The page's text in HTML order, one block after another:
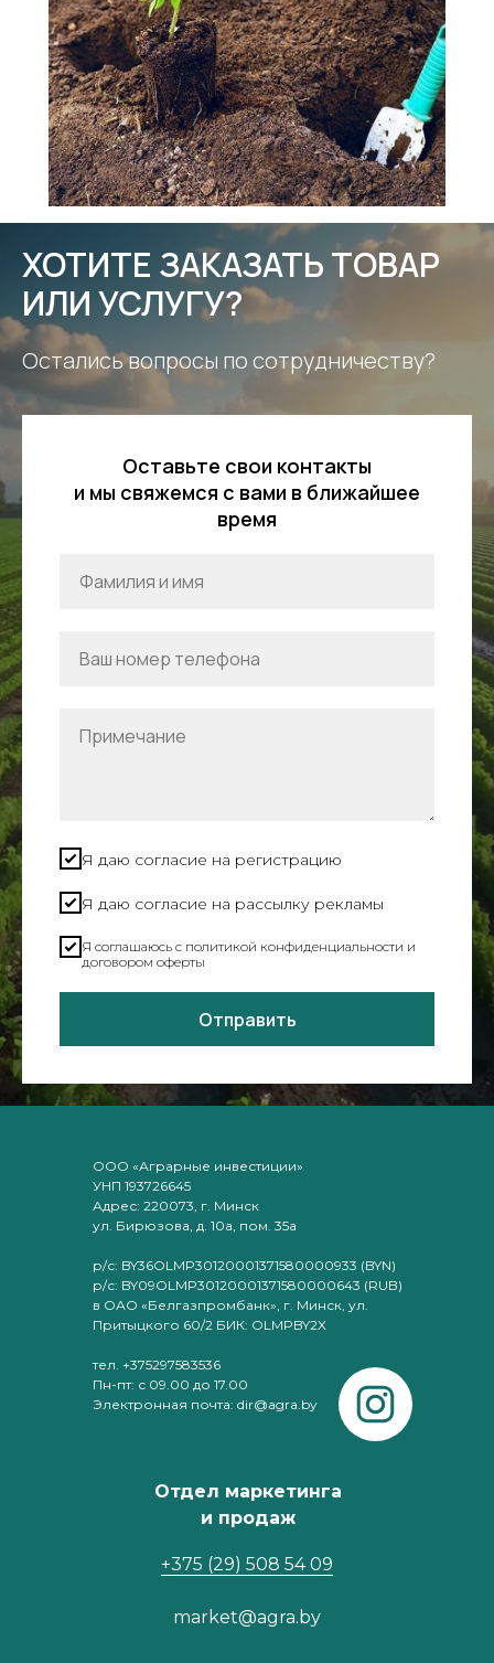
ХОТИТЕ ЗАКАЗАТЬ ТОВАР
ИЛИ УСЛУГУ?
Остались вопросы по сотрудничеству?
Оставьте свои контакты
и мы свяжемся с вами в ближайшее
время
Я даю согласие на регистрацию
Я даю согласие на рассылку рекламы
Я соглашаюсь c политикой конфиденциальности и
договором оферты
Отправить
ООО «Аграрные инвестиции»
УНП 193726645
Адрес: 220073, г. Минск
ул. Бирюзова, д. 10а, пом. 35а
р/с: BY36OLMP30120001371580000933 (BYN)
р/с: BY09OLMP30120001371580000643 (RUB)
в ОАО «Белгазпромбанк», г. Минск, ул.
Притыцкого 60/2 БИК: OLMPBY2X
тел. +375297583536
Пн-пт: с 09.00 до 17.00
Электронная почта: dir@agra.by
Отдел маркетинга
и продаж
+375 (29) 508 54 09
market@agra.by